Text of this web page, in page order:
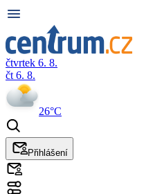
čtvrtek 6. 8.
čt 6. 8.
26°C
Přihlášení